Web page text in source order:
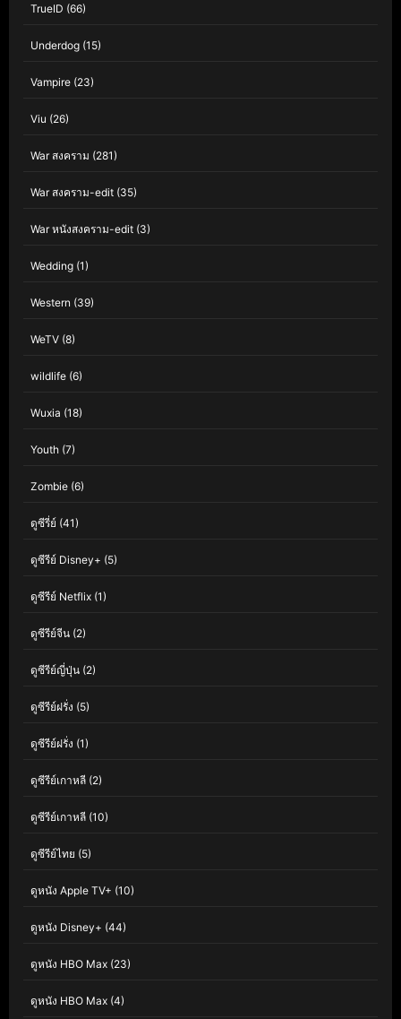
TrueID (66)
Underdog (15)
Vampire (23)
Viu (26)
War สงคราม (281)
War สงคราม-edit (35)
War หนังสงคราม-edit (3)
Wedding (1)
Western (39)
WeTV (8)
wildlife (6)
Wuxia (18)
Youth (7)
Zombie (6)
ดูซีรี่ย์ (41)
ดูซีรีย์ Disney+ (5)
ดูซีรีย์ Netflix (1)
ดูซีรีย์จีน (2)
ดูซีรีย์ญี่ปุ่น (2)
ดูซีรีย์ฝรั่ง (5)
ดูซีรีย์ฝรั่ง (1)
ดูซีรีย์เกาหลี (2)
ดูซีรีย์เกาหลี (10)
ดูซีรีย์ไทย (5)
ดูหนัง Apple TV+ (10)
ดูหนัง Disney+ (44)
ดูหนัง HBO Max (23)
ดูหนัง HBO Max (4)